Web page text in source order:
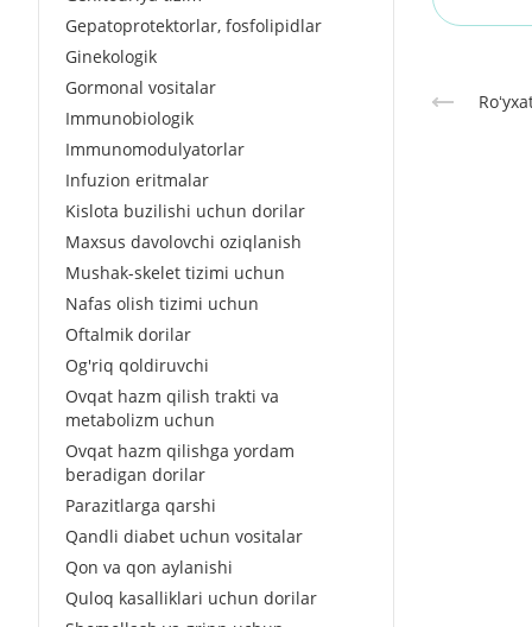
Gepatoprotektorlar, fosfolipidlar
Ginekologik
Gormonal vositalar
Immunobiologik
Immunomodulyatorlar
Infuzion eritmalar
Kislota buzilishi uchun dorilar
Maxsus davolovchi oziqlanish
Mushak-skelet tizimi uchun
Nafas olish tizimi uchun
Oftalmik dorilar
Og'riq qoldiruvchi
Ovqat hazm qilish trakti va
metabolizm uchun
Ovqat hazm qilishga yordam
beradigan dorilar
Parazitlarga qarshi
Qandli diabet uchun vositalar
Qon va qon aylanishi
Quloq kasalliklari uchun dorilar